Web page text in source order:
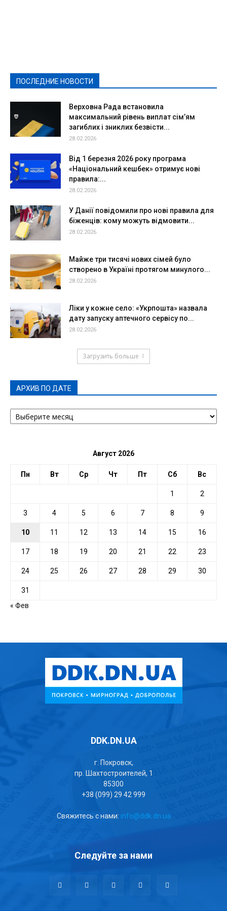
ПОСЛЕДНИЕ НОВОСТИ
Верховна Рада встановила
максимальний рівень виплат сім’ям
загиблих і зниклих безвісти...
28.02.2026
Від 1 березня 2026 року програма
«Національний кешбек» отримує нові
правила:...
28.02.2026
У Данії повідомили про нові правила для
біженців: кому можуть відмовити...
28.02.2026
Майже три тисячі нових сімей було
створено в Україні протягом минулого...
28.02.2026
Ліки у кожне село: «Укрпошта» назвала
дату запуску аптечного сервісу по...
28.02.2026
Загрузить больше
АРХИВ ПО ДАТЕ
АРХИВ
ПО
Август 2026
Пн Вт Ср Чт Пт Сб Вс
1 2
3 4 5 6 7 8 9
10 11 12 13 14 15 16
17 18 19 20 21 22 23
24 25 26 27 28 29 30
31
« Фев
DDK.DN.UA
г. Покровск,
пр. Шахтостроителей, 1
85300
+38 (099) 29 42 999
Свяжитесь с нами: info@ddk.dn.ua
Следуйте за нами